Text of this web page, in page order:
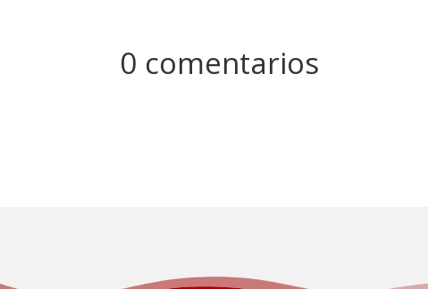
0 comentarios